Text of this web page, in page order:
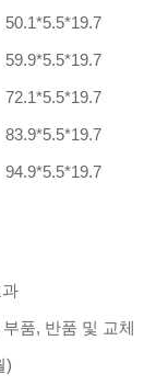
50.1*5.5*19.7
59.9*5.5*19.7
72.1*5.5*19.7
83.9*5.5*19.7
94.9*5.5*19.7
품, 반품 및 교체
)